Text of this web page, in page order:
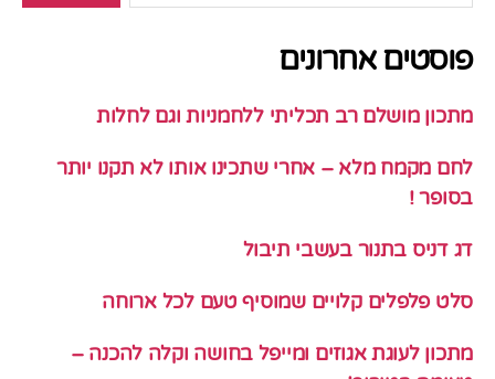
פוסטים אחרונים
מתכון מושלם רב תכליתי ללחמניות וגם לחלות
לחם מקמח מלא – אחרי שתכינו אותו לא תקנו יותר
בסופר !
דג דניס בתנור בעשבי תיבול
סלט פלפלים קלויים שמוסיף טעם לכל ארוחה
מתכון לעוגת אגוזים ומייפל בחושה וקלה להכנה –